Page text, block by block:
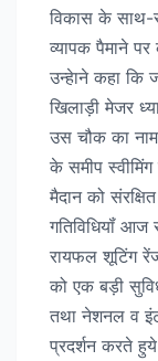
विकास के साथ-
व्यापक पैमाने
उन्हेाने कहा कि
खिलाड़ी मेजर
उस चौक का
के समीप
मैदान को
गतिविधियॉं आज
रायफल शूटिंग
को एक बड़ी
तथा नेशनल व
प्रदर्शन करते